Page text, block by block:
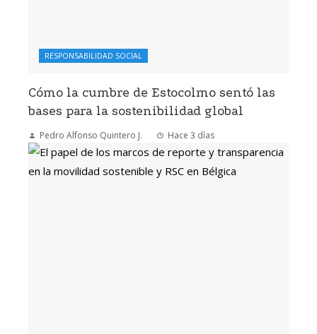
RESPONSABILIDAD SOCIAL
Cómo la cumbre de Estocolmo sentó las
bases para la sostenibilidad global
Pedro Alfonso Quintero J. Hace 3 días